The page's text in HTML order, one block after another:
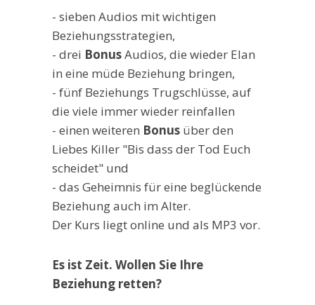
- sieben Audios mit wichtigen
Beziehungsstrategien,
- drei BonusAudios, die wieder Elan
in eine müde Beziehung bringen,
- fünf Beziehungs Trugschlüsse, auf
die viele immer wieder reinfallen
- einen weiteren Bonus über den
Liebes Killer "Bis dass der Tod Euch
scheidet" und
- das Geheimnis für eine beglückende
Beziehung auch im Alter.
Der Kurs liegt online und als MP3 vor.
Es ist Zeit. Wollen Sie Ihre
Beziehung retten?